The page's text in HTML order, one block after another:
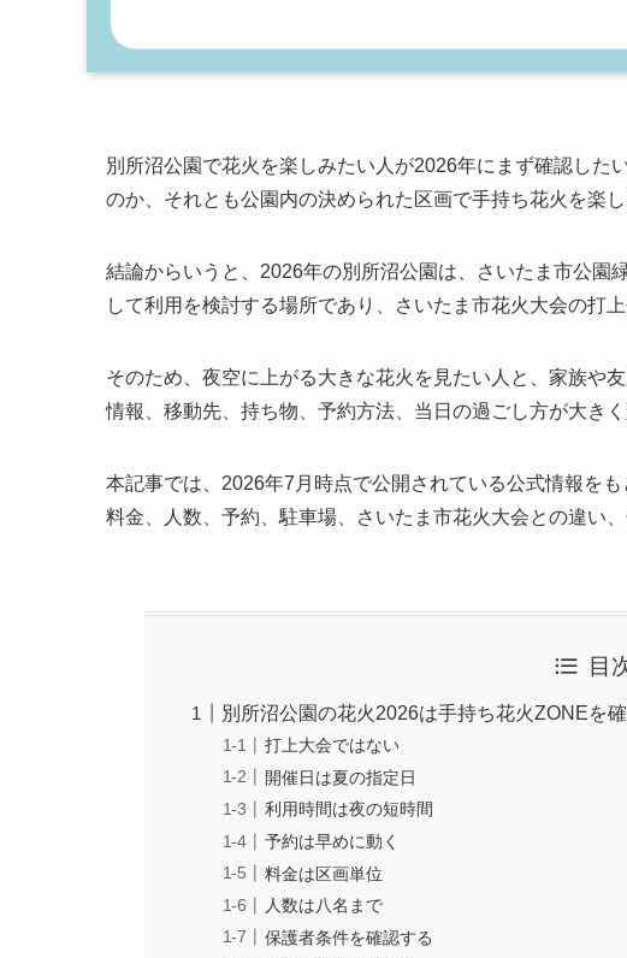
別所沼公園で花火を楽しみたい人が2026年にまず確認した
のか、それとも公園内の決められた区画で手持ち花火を楽
結論からいうと、2026年の別所沼公園は、さいたま市公園
して利用を検討する場所であり、さいたま市花火大会の打
そのため、夜空に上がる大きな花火を見たい人と、家族や
情報、移動先、持ち物、予約方法、当日の過ごし方が大きく
本記事では、2026年7月時点で公開されている公式情報を
料金、人数、予約、駐車場、さいたま市花火大会との違い
目
別所沼公園の花火2026は手持ち花火ZONEを
打上大会ではない
開催日は夏の指定日
利用時間は夜の短時間
予約は早めに動く
料金は区画単位
人数は八名まで
保護者条件を確認する